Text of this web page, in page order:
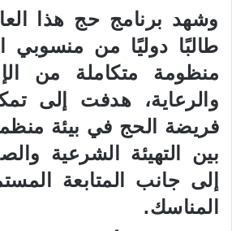
طالبًا دوليًا من منسوبي
منظومة متكاملة من
والرعاية، هدفت إلى
فريضة الحج في بيئة
بين التهيئة الشرعية
إلى جانب المتابعة
المناسك.